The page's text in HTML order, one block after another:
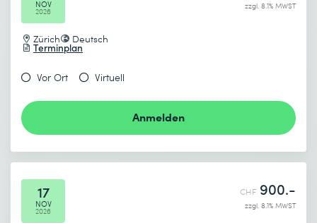
NOV
2026
Zürich Deutsch
Terminplan
zzgl. 8.1% MWST
Vor Ort Virtuell
Anmelden
17
NOV
2026
CHF 900.-
zzgl. 8.1% MWST